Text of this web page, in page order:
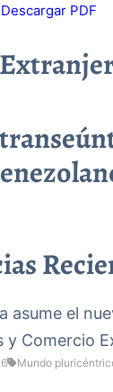
Descargar PDF
asume el
y Comercio
Mundo